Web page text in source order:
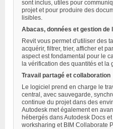
sont inclus, utiles pour
projet et pour produire des
lisibles.
Abacas, données et gestion de
Revit vous permet d'utiliser des
acquérir, filtrer, trier, afficher et
aspect est fondamental pour le
la vérification des quantités et la
Travail partagé et collaboration
Le logiciel prend en charge le
central, avec sauvegarde,
continue du projet dans des
Autodesk met également en
hébergés dans Autodesk Docs
worksharing et BIM Collaborate